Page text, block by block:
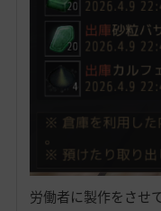
労働者に製作をさせ